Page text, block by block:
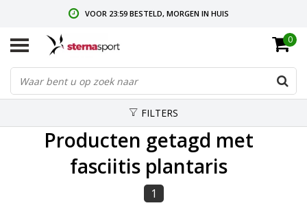
VOOR 23:59 BESTELD, MORGEN IN HUIS
GRATIS RETOURNEREN & RUILEN
0
FILTERS
Producten getagd met
fasciitis plantaris
1